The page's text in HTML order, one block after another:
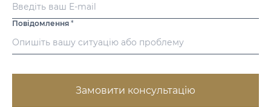
Повідомлення *
Замовити консультацію